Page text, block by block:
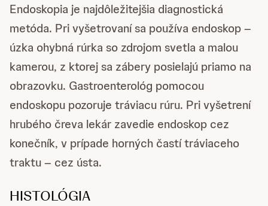
Endoskopia je najdôležitejšia diagnostická
metóda. Pri vyšetrovaní sa používa endoskop –
úzka ohybná rúrka so zdrojom svetla a malou
kamerou, z ktorej sa zábery posielajú priamo na
obrazovku. Gastroenterológ pomocou
endoskopu pozoruje tráviacu rúru. Pri vyšetrení
hrubého čreva lekár zavedie endoskop cez
konečník, v prípade horných častí tráviaceho
traktu – cez ústa.
HISTOLÓGIA